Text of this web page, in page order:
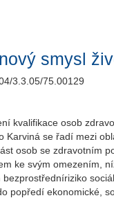
smysl
3.3.05/75.00129
kvalifikace osob
Karviná se řadí mezi
osob se zdravotním
ke svým omezením,
popředí ekonomické,